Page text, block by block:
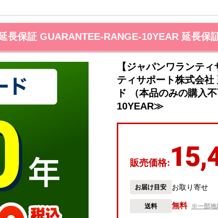
長保証 GUARANTEE-RANGE-10YEAR 延長保
【ジャパンワランテ
ティサポート株式会
ド （本品のみの購入
10YEAR≫
販売価格:
お届け目安 お取り寄せ
送料 無料 ※一部地